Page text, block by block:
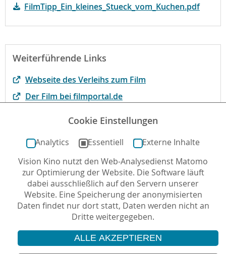
FilmTipp_Ein_kleines_Stueck_vom_Kuchen.pdf
Weiterführende Links
Webseite des Verleihs zum Film
Der Film bei filmportal.de
Frauen in der iranischen Gesellschaft
Autor*in: Anoush Masoudi , 20.06.2024 , letzte
Aktualisierung: 03.07.2024
© 2026 Vision Kino
Cookie Einstellungen
Analytics Essentiell
Externe Inhalte
Vision Kino nutzt den Web-Analysedienst Matomo
zur Optimierung der Website. Die Software läuft
dabei ausschließlich auf den Servern unserer
Website. Eine Speicherung der anonymisierten
Daten findet nur dort statt, Daten werden nicht an
Dritte weitergegeben.
ALLE AKZEPTIEREN